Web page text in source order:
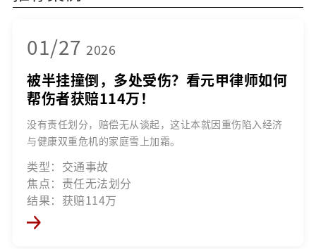
01/27 2026
被半挂撞倒，多处受伤？看元甲律师如何
帮伤者获赔114万！
没有责任划分，赔偿无从谈起，这让本就因重伤陷入经济
与健康双重危机的家庭雪上加霜。
类型：交通事故
焦点：责任无法划分
结果：获赔114万